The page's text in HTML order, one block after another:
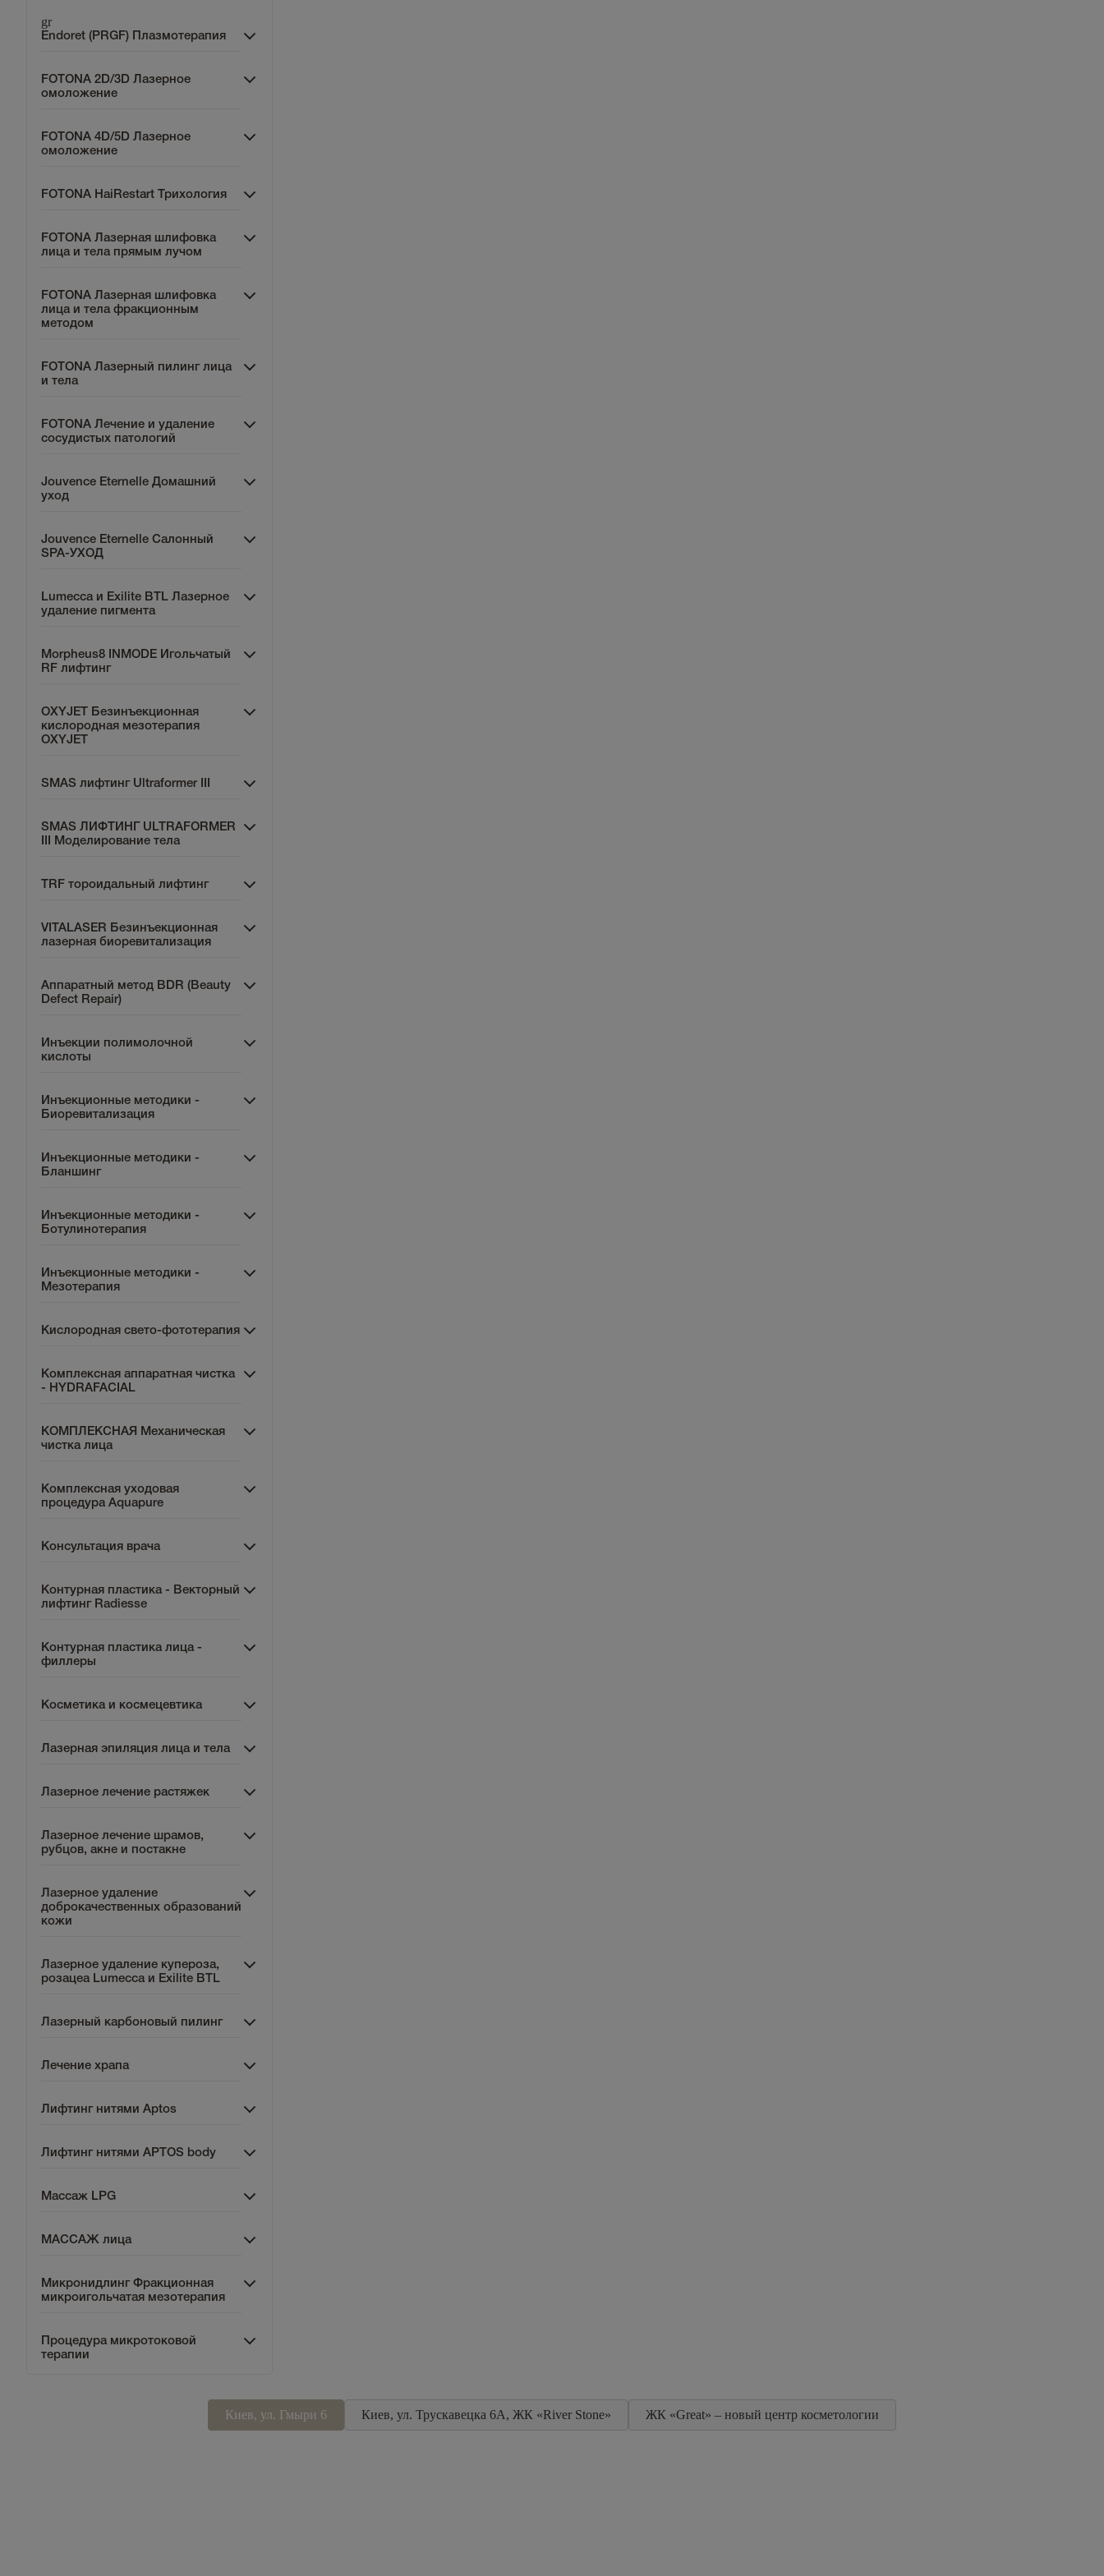
gr
Endoret (PRGF) Плазмотерапия
FOTONA 2D/3D Лазерное
омоложение
FOTONA 4D/5D Лазерное
омоложение
FOTONA HaiRestart Трихология
FOTONA Лазерная шлифовка
лица и тела прямым лучом
FOTONA Лазерная шлифовка
лица и тела фракционным
методом
FOTONA Лазерный пилинг лица
и тела
FOTONA Лечение и удаление
сосудистых патологий
Jouvence Eternelle Домашний
уход
Jouvence Eternelle Салонный
SPA-УХОД
Lumecca и Exilite BTL Лазерное
удаление пигмента
Morpheus8 INMODE Игольчатый
RF лифтинг
OXYJET Безинъекционная
кислородная мезотерапия
OXYJET
SMAS лифтинг Ultraformer III
SMAS ЛИФТИНГ ULTRAFORMER
III Моделирование тела
TRF тороидальный лифтинг
VITALASER Безинъекционная
лазерная биоревитализация
Аппаратный метод BDR (Beauty
Defect Repair)
Инъекции полимолочной
кислоты
Инъекционные методики -
Биоревитализация
Инъекционные методики -
Бланшинг
Инъекционные методики -
Ботулинотерапия
Инъекционные методики -
Мезотерапия
Кислородная свето-фототерапия
Комплексная аппаратная чистка
- HYDRAFACIAL
КОМПЛЕКСНАЯ Механическая
чистка лица
Комплексная уходовая
процедура Aquapure
Консультация врача
Контурная пластика - Векторный
лифтинг Radiesse
Контурная пластика лица -
филлеры
Косметика и космецевтика
Лазерная эпиляция лица и тела
Лазерное лечение растяжек
Лазерное лечение шрамов,
рубцов, акне и постакне
Лазерное удаление
доброкачественных образований
кожи
Лазерное удаление купероза,
розацеа Lumecca и Exilite BTL
Лазерный карбоновый пилинг
Лечение храпа
Лифтинг нитями Aptos
Лифтинг нитями APTOS body
Массаж LPG
МАССАЖ лица
Микронидлинг Фракционная
микроигольчатая мезотерапия
Процедура микротоковой
терапии
Киев, ул. Гмыри 6 Киев, ул. Трускавецка 6А, ЖК «River Stone» ЖК «Great» – новый центр косметологии